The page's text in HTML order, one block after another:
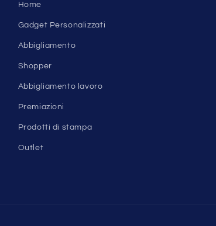
Home
Gadget Personalizzati
Abbigliamento
Shopper
Abbigliamento lavoro
Premiazioni
Prodotti di stampa
Outlet